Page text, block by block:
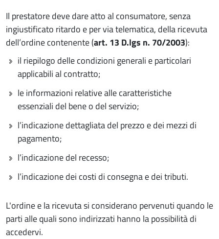
Il prestatore deve dare atto al consumatore, senza
ingiustificato ritardo e per via telematica, della ricevuta
dell’ordine contenente (art. 13 D.lgs n. 70/2003):
il riepilogo delle condizioni generali e particolari
applicabili al contratto;
le informazioni relative alle caratteristiche
essenziali del bene o del servizio;
l’indicazione dettagliata del prezzo e dei mezzi di
pagamento;
l’indicazione del recesso;
l’indicazione dei costi di consegna e dei tributi.
L'ordine e la ricevuta si considerano pervenuti quando le
parti alle quali sono indirizzati hanno la possibilità di
accedervi.